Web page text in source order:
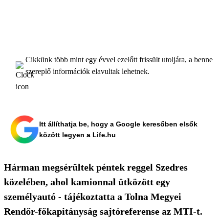
Cikkünk több mint egy évvel ezelőtt frissült utoljára, a benne
szereplő információk elavultak lehetnek.
Itt állíthatja be, hogy a Google keresőben elsők
között legyen a Life.hu
Hárman megsérültek péntek reggel Szedres
közelében, ahol kamionnal ütközött egy
személyautó - tájékoztatta a Tolna Megyei
Rendőr-főkapitányság sajtóreferense az MTI-t.